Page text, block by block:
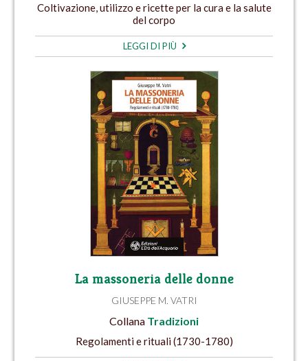
Coltivazione, utilizzo e ricette per la cura e la salute
del corpo
LEGGI DI PIÙ
La massoneria delle donne
GIUSEPPE M. VATRI
Collana Tradizioni
Regolamenti e rituali (1730-1780)